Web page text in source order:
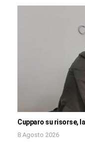
Cupparo su risorse,
8 Agosto 2026